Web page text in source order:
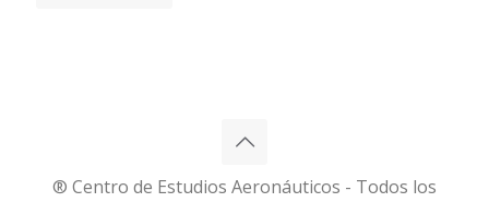
® Centro de Estudios Aeronáuticos - Todos los